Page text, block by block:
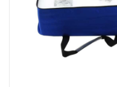
Aanbiedingen
Monteringen